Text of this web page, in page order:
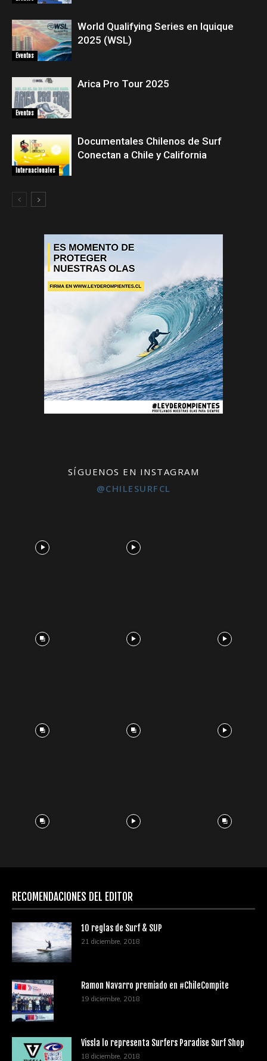
Eventos
World Qualifying Series en Iquique
2025 (WSL)
Eventos
Arica Pro Tour 2025
Internacionales
Documentales Chilenos de Surf
Conectan a Chile y California
SÍGUENOS EN INSTAGRAM
@CHILESURFCL
RECOMENDACIONES DEL EDITOR
10 reglas de Surf & SUP
21 diciembre, 2018
Ramon Navarro premiado en #ChileCompite
19 diciembre, 2018
Vissla lo representa Surfers Paradise Surf Shop
18 diciembre, 2018